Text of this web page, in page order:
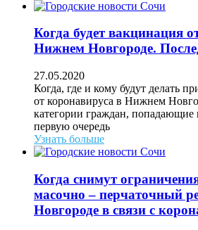
Когда будет вакцинация
Нижнем Новгороде.
27.05.2020
Когда, где и кому будут делать
от коронавируса в Нижнем
категории граждан,
первую очередь
Узнать больше
Когда снимут
масочно – перчаточный
Новгороде в связи с